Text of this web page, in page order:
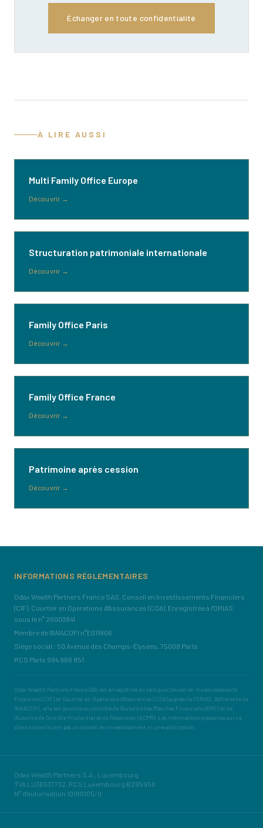
Échanger en toute confidentialité
À LIRE AUSSI
Multi Family Office Europe
Découvrir→
Structuration patrimoniale internationale
Découvrir→
Family Office Paris
Découvrir→
Family Office France
Découvrir→
Patrimoine après cession
Découvrir→
INFORMATIONS RÉGLEMENTAIRES
Odax Wealth Partners France SAS, Conseil en Investissements Financiers
(CIF), Courtier en Opérations d'Assurances (COA), Enregistrée à l'ORIAS
sous le n° 26003841
Membre de l'ANACOFI n°E011806
Siège social : 50 Avenue des Champs-Élysées, 75008 Paris
RCS Paris 994 966 851
Odax Wealth Partners France SAS est enregistrée en tant que Conseil en Investissements
Financiers (CIF) et Courtier en Opérations d'Assurances (COA) auprès de l'ORIAS. Adhérente de
l'ANACOFI, elle est soumise au contrôle de l'Autorité des Marchés Financiers (AMF) et de
l'Autorité de Contrôle Prudentiel et de Résolution (ACPR). Les informations présentes sur ce
site ne constituent pas un conseil en investissement ni une sollicitation.
Odax Wealth Partners S.A., Luxembourg
TVA LU36537732, RCS Luxembourg B295950
N° d'autorisation 10180105/0